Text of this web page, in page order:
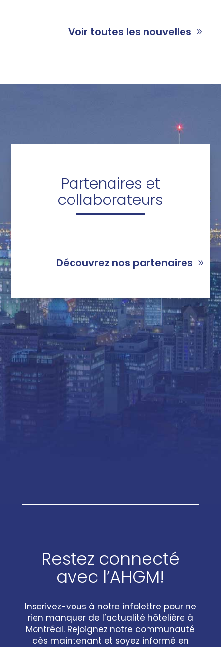
Voir toutes les nouvelles
Partenaires et
collaborateurs
Découvrez nos partenaires
Restez connecté
avec l’AHGM!
Inscrivez-vous à notre infolettre pour ne
rien manquer de l’actualité hôtelière à
Montréal. Rejoignez notre communauté
dès maintenant et soyez informé en